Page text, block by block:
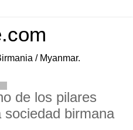
/ Myanmar.
de los pilares
birmana